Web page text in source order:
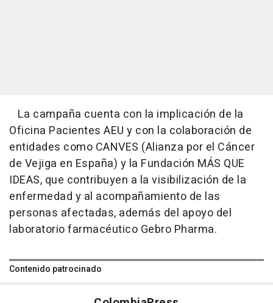
La campaña cuenta con la implicación de la
Oficina Pacientes AEU y con la colaboración de
entidades como CANVES (Alianza por el Cáncer
de Vejiga en España) y la Fundación MÁS QUE
IDEAS, que contribuyen a la visibilización de la
enfermedad y al acompañamiento de las
personas afectadas, además del apoyo del
laboratorio farmacéutico Gebro Pharma.
Contenido patrocinado